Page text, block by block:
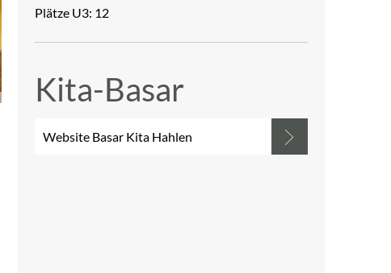
Plätze U3: 12
Kita-Basar
Website Basar Kita Hahlen